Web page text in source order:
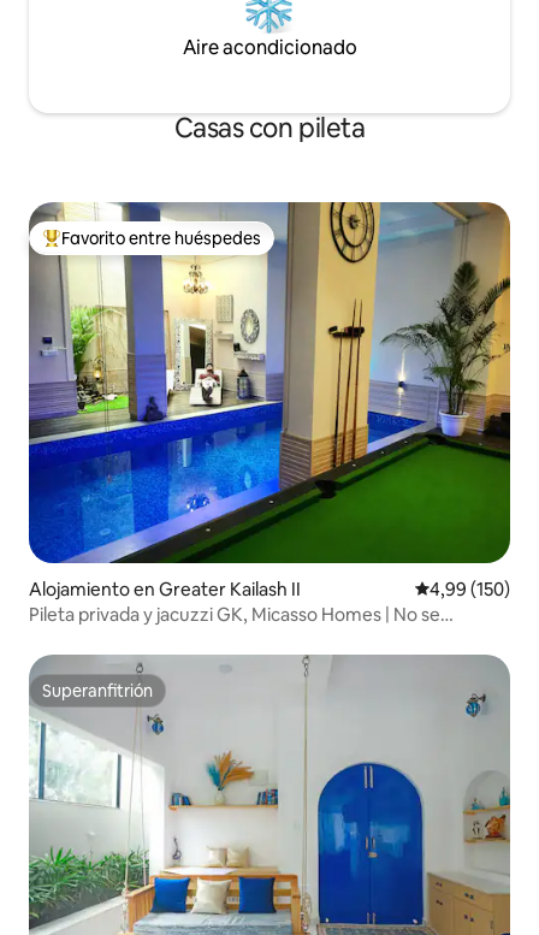
Aire acondicionado
Casas con pileta
Favorito entre los huéspedes más destacados
Favorito entre huéspedes
Alojamiento en Greater Kailash II Calificación
4,99 (150)
Pileta privada y jacuzzi GK, Micasso Homes | No se
Superanfitrión
Superanfitrión